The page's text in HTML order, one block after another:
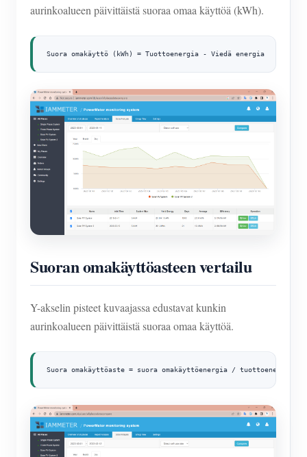
aurinkoalueen päivittäistä suoraa omaa käyttöä (kWh).
Suora omakäyttö (kWh) = Tuottoenergia - Viedä energia
Suoran omakäyttöasteen vertailu
Y-akselin pisteet kuvaajassa edustavat kunkin
aurinkoalueen päivittäistä suoraa omaa käyttöä.
Suora omakäyttöaste = suora omakäyttöenergia / tuottoenergia